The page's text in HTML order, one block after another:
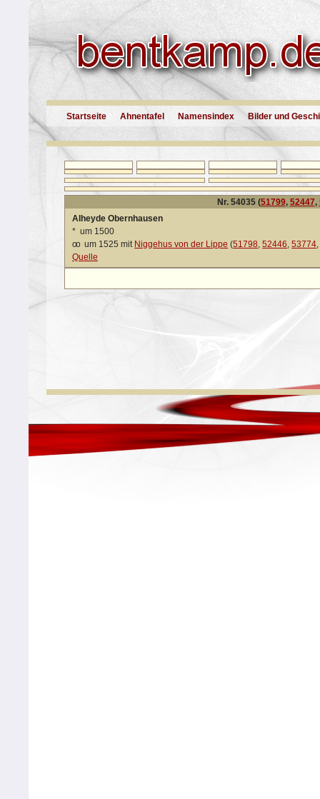
Startseite Ahnentafel Namensindex Bilder und
Nr. 54035 (51799, 52447,
Alheyde Obernhausen
* um 1500
oo um 1525 mit Niggehus von der Lippe (51798,52446,53774
Quelle